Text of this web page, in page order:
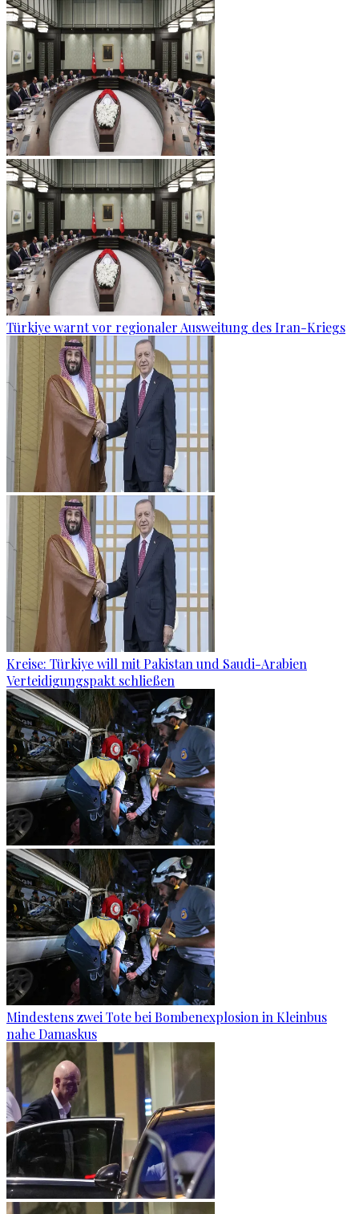
Türkiye warnt vor regionaler Ausweitung des Iran-Kriegs
Kreise: Türkiye will mit Pakistan und Saudi-Arabien
Verteidigungspakt schließen
Mindestens zwei Tote bei Bombenexplosion in Kleinbus
nahe Damaskus